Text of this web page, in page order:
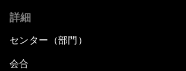
詳細
センター（部門）
会合